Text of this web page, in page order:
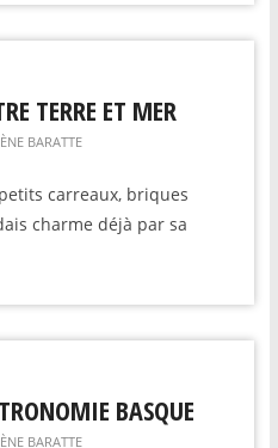
TERRE ET MER
BARATTE
carreaux, briques
charme déjà par sa
BASQUE
BARATTE